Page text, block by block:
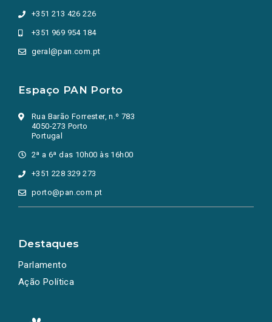
+351 213 426 226
+351 969 954 184
geral@pan.com.pt
Espaço PAN Porto
Rua Barão Forrester, n.º 783
4050-273 Porto
Portugal
2ª a 6ª das 10h00 às 16h00
+351 228 329 273
porto@pan.com.pt
Destaques
Parlamento
Ação Política